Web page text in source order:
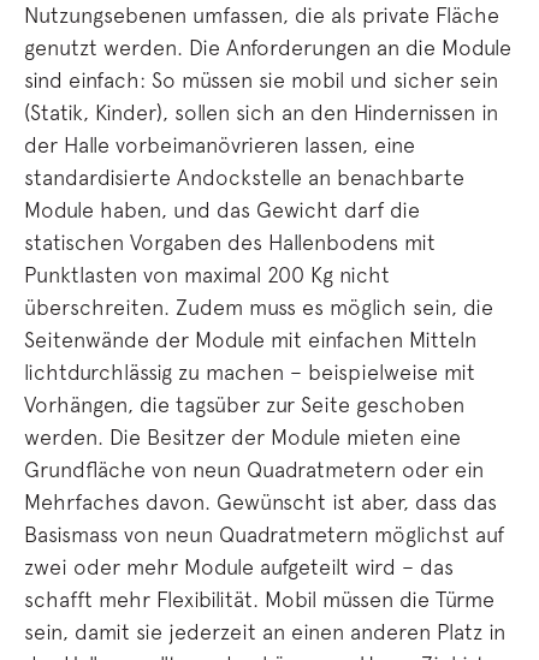
Nutzungsebenen umfassen, die als private Fläche
genutzt werden. Die Anforderungen an die Module
sind einfach: So müssen sie mobil und sicher sein
(Statik, Kinder), sollen sich an den Hindernissen in
der Halle vorbeimanövrieren lassen, eine
standardisierte Andockstelle an benachbarte
Module haben, und das Gewicht darf die
statischen Vorgaben des Hallenbodens mit
Punktlasten von maximal 200 Kg nicht
überschreiten. Zudem muss es möglich sein, die
Seitenwände der Module mit einfachen Mitteln
lichtdurchlässig zu machen – beispielweise mit
Vorhängen, die tagsüber zur Seite geschoben
werden. Die Besitzer der Module mieten eine
Grundfläche von neun Quadratmetern oder ein
Mehrfaches davon. Gewünscht ist aber, dass das
Basismass von neun Quadratmetern möglichst auf
zwei oder mehr Module aufgeteilt wird – das
schafft mehr Flexibilität. Mobil müssen die Türme
sein, damit sie jederzeit an einen anderen Platz in